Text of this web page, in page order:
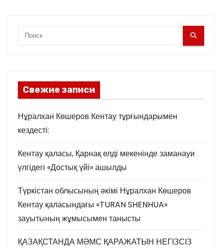
Свежие записи
Нұралхан Көшеров Кентау тұрғындарымен
кездесті:
Кентау қаласы, Қарнақ елді мекенінде заманауи
үлгідегі «Достық үйі» ашылды
Түркістан облысының әкімі Нұралхан Көшеров
Кентау қаласындағы «TURAN SHENHUA»
зауытының жұмысымен танысты
ҚАЗАҚСТАНДА МӘМС ҚАРАЖАТЫН НЕГІЗСІЗ